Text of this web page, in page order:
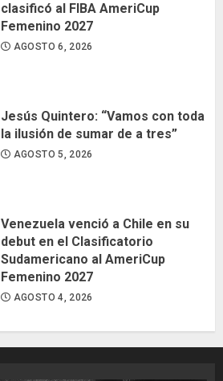
clasificó al FIBA AmeriCup
Femenino 2027
AGOSTO 6, 2026
Jesús Quintero: “Vamos con toda
la ilusión de sumar de a tres”
AGOSTO 5, 2026
Venezuela venció a Chile en su
debut en el Clasificatorio
Sudamericano al AmeriCup
Femenino 2027
AGOSTO 4, 2026